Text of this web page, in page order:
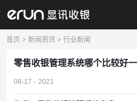
产品&服务
解决方案
新闻资讯
首页 >新闻资讯 >行业新闻
零售收银管理系统哪个比较好一
08-17 - 2021